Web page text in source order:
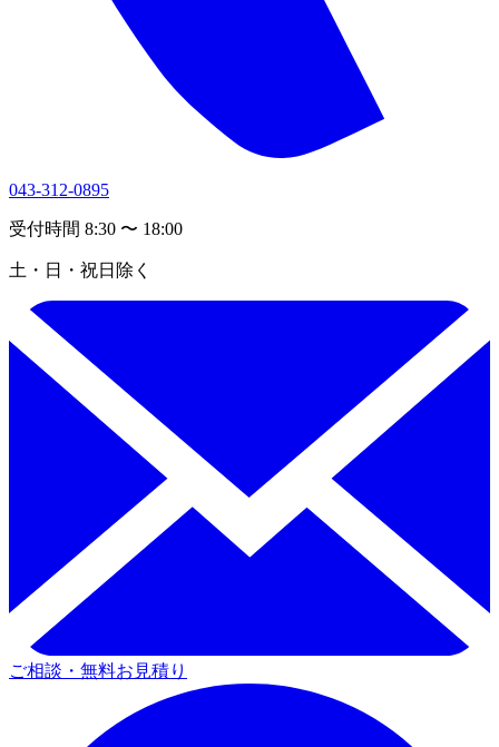
043-312-0895
受付時間 8:30 〜 18:00
土・日・祝日除く
ご相談・無料お見積り